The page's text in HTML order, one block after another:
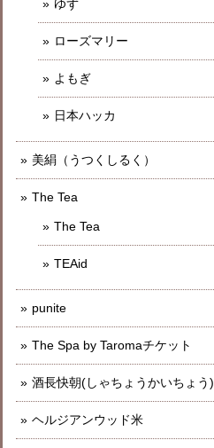
ゆず
ローズマリー
よもぎ
日本ハッカ
美絹（うつくしるく）
The Tea
The Tea
TEAid
punite
The Spa by Taromaチケット
酒長快朝(しゃちょうかいちょう)
ヘルジアンウッド米